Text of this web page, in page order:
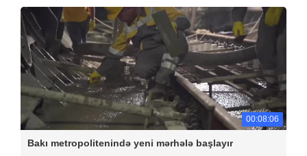
00:08:06
Bakı metropolitenində yeni mərhələ başlayır